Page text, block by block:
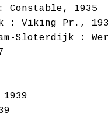
Constable, 1935
: Viking Pr.,
Sloterdijk :